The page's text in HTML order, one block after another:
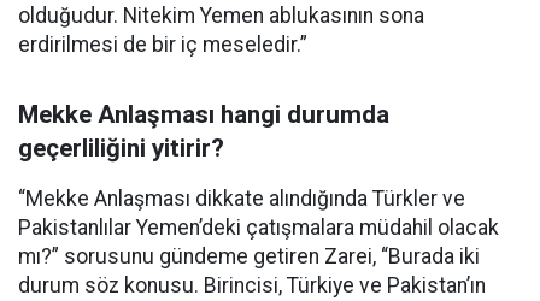
olduğudur. Nitekim Yemen ablukasının sona
erdirilmesi de bir iç meseledir.”
Mekke Anlaşması hangi durumda
geçerliliğini yitirir?
“Mekke Anlaşması dikkate alındığında Türkler ve
Pakistanlılar Yemen’deki çatışmalara müdahil olacak
mı?” sorusunu gündeme getiren Zarei, “Burada iki
durum söz konusu. Birincisi, Türkiye ve Pakistan’ın